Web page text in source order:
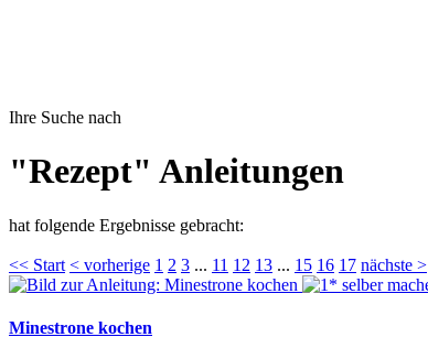
Ihre Suche nach
"Rezept" Anleitungen
hat folgende Ergebnisse gebracht:
<< Start < vorherige 1 2 3 ... 11 12 13 ... 15 16 17 nächste >
Minestrone kochen